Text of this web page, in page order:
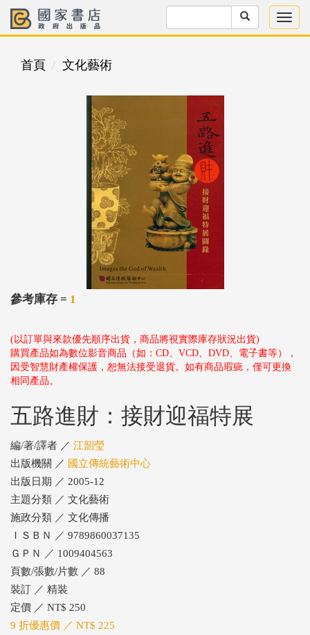
首頁 文化藝術
參考庫存 = 1
(以訂單與來款優先順序出貨，商品將視實際庫存狀況出貨)
購買產品如為數位影音商品（如：CD、VCD、DVD、電子書等），
因受智慧財產權保護，恕無法接受退貨。如有商品瑕疵，僅可更換
相同產品。
五路進財：接財迎福特展
編/著/譯者 ／ 江韶瑩
出版機關 ／ 國立傳統藝術中心
出版日期 ／ 2005-12
主題分類 ／ 文化藝術
施政分類 ／ 文化傳播
ＩＳＢＮ ／ 9789860037135
ＧＰＮ ／ 1009404563
頁數/張數/片數 ／ 88
裝訂 ／ 精裝
定價 ／ NT$ 250
9 折優惠價 ／ NT$ 225